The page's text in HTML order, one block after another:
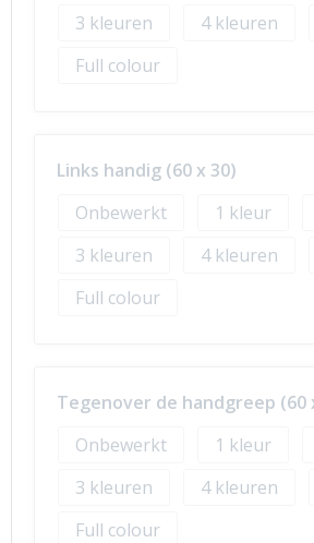
3
4
Full colour
Links handig (60 x 30)
Onbewerkt
1
3
4
Full colour
Tegenover de handgreep (60
Onbewerkt
1
3
4
Full colour